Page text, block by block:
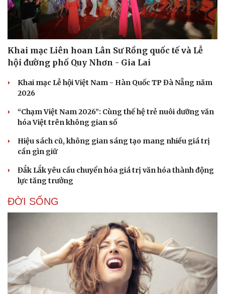
Doanh nghiệp
Thông tin doanh nghiệp
Doanh nghiệp 24h
Vì cộng đồng
Công nghệ
Sành điệu
Tin Công nghệ
Chuyển đổi số
Khai mạc Liên hoan Lân Sư Rồng quốc tế và Lễ
hội đường phố Quy Nhơn - Gia Lai
Khai mạc Lễ hội Việt Nam - Hàn Quốc TP Đà Nẵng năm
2026
“Chạm Việt Nam 2026”: Cùng thế hệ trẻ nuôi dưỡng văn
hóa Việt trên không gian số
Hiệu sách cũ, không gian sáng tạo mang nhiều giá trị
cần gìn giữ
Đắk Lắk yêu cầu chuyển hóa giá trị văn hóa thành động
lực tăng trưởng
ĐỜI SỐNG